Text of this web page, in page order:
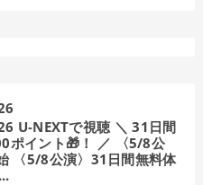
U-NEXTで視聴 ＼ 31日間
ポイント🎁！ ／ 〈5/8公
〈5/8公演〉31日間無料体